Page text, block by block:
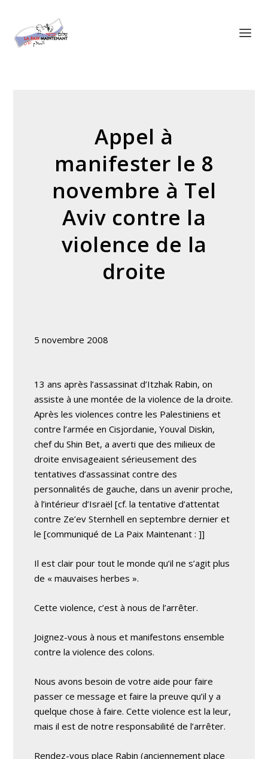
Appel à
manifester le 8
novembre à Tel
Aviv contre la
violence de la
droite
5 novembre 2008
13 ans après l’assassinat d’Itzhak Rabin, on
assiste à une montée de la violence de la droite.
Après les violences contre les Palestiniens et
contre l’armée en Cisjordanie, Youval Diskin,
chef du Shin Bet, a averti que des milieux de
droite envisageaient sérieusement des
tentatives d’assassinat contre des
personnalités de gauche, dans un avenir proche,
à l’intérieur d’Israël[cf. la tentative d’attentat
contre Ze’ev Sternhell en septembre dernier et
le [communiqué de La Paix Maintenant :]]
Il est clair pour tout le monde qu’il ne s’agit plus
de « mauvaises herbes ».
Cette violence, c’est à nous de l’arrêter.
Joignez-vous à nous et manifestons ensemble
contre la violence des colons.
Nous avons besoin de votre aide pour faire
passer ce message et faire la preuve qu’il y a
quelque chose à faire. Cette violence est la leur,
mais il est de notre responsabilité de l’arrêter.
Rendez-vous place Rabin (anciennement place